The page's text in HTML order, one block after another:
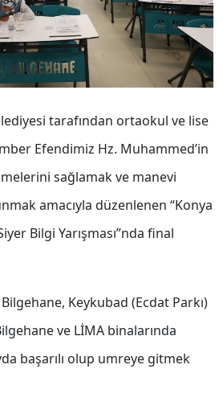
tarafından ortaokul ve lise
Efendimiz Hz. Muhammed’in
sağlamak ve manevi
amacıyla düzenlenen “Konya
Bilgi Yarışması”nda final
Keykubad (Ecdat Parkı)
ve LİMA binalarında
başarılı olup umreye gitmek